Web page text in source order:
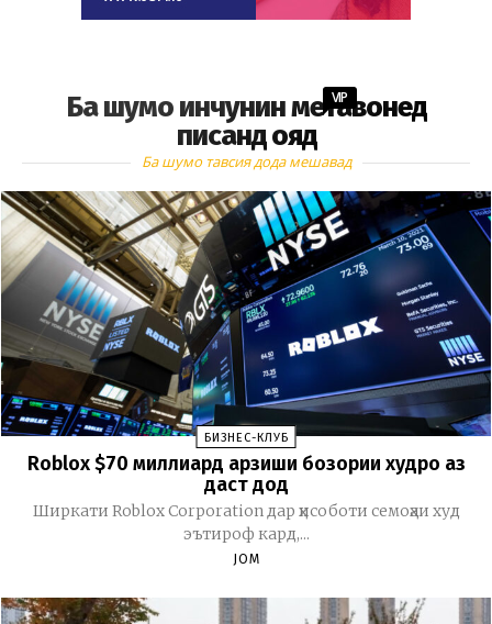
Ба шумо инчунин метавонед
писанд ояд
VIP
Ба шумо тавсия дода мешавад
БИЗНЕС-КЛУБ
Roblox $70 миллиард арзиши бозории худро аз
даст дод
Ширкати Roblox Corporation дар ҳисоботи семоҳаи худ
эътироф кард,...
JOM